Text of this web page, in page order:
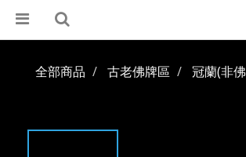
全部商品 古老佛牌區 冠蘭(非